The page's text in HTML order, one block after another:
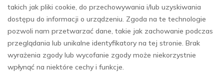
takich jak pliki cookie, do przechowywania i/lub uzyskiwania
dostępu do informacji o urządzeniu. Zgoda na te technologie
pozwoli nam przetwarzać dane, takie jak zachowanie podczas
przeglądania lub unikalne identyfikatory na tej stronie. Brak
wyrażenia zgody lub wycofanie zgody może niekorzystnie
wpłynąć na niektóre cechy i funkcje.